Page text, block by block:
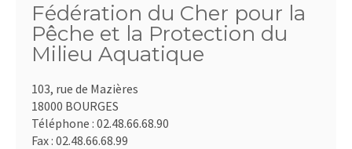
Fédération du Cher pour la
Pêche et la Protection du
Milieu Aquatique
103, rue de Mazières
18000 BOURGES
Téléphone : 02.48.66.68.90
Fax : 02.48.66.68.99